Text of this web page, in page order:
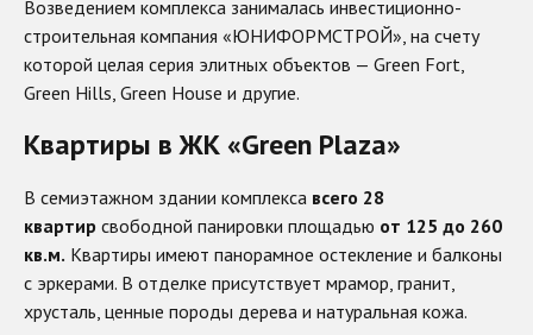
Возведением комплекса занималась инвестиционно-
строительная компания «ЮНИФОРМСТРОЙ», на счету
которой целая серия элитных объектов — Green Fort,
Green Hills, Green House и другие.
Квартиры в ЖК «Green Plaza»
В семиэтажном здании комплекса всего 28
квартир свободной панировки площадью от 125 до 260
кв.м. Квартиры имеют панорамное остекление и балконы
с эркерами. В отделке присутствует мрамор, гранит,
хрусталь, ценные породы дерева и натуральная кожа.